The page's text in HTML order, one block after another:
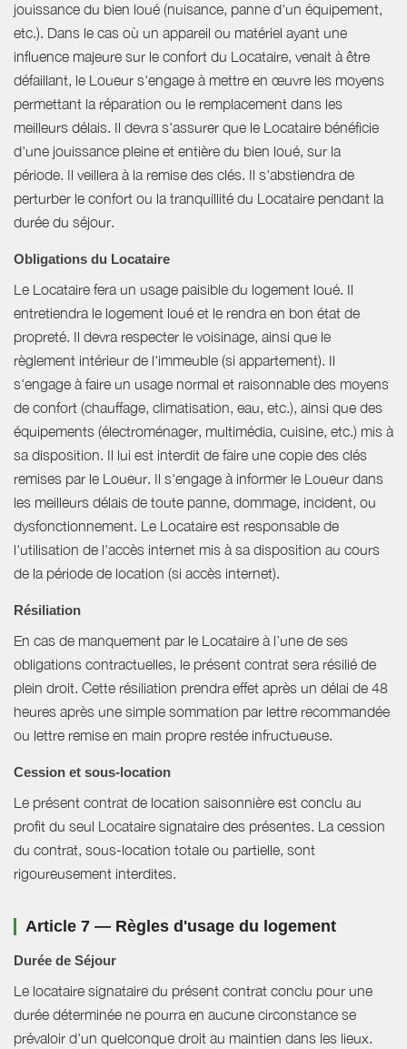
jouissance du bien loué (nuisance, panne d'un équipement,
etc.). Dans le cas où un appareil ou matériel ayant une
influence majeure sur le confort du Locataire, venait à être
défaillant, le Loueur s'engage à mettre en œuvre les moyens
permettant la réparation ou le remplacement dans les
meilleurs délais. Il devra s'assurer que le Locataire bénéficie
d'une jouissance pleine et entière du bien loué, sur la
période. Il veillera à la remise des clés. Il s'abstiendra de
perturber le confort ou la tranquillité du Locataire pendant la
durée du séjour.
Obligations du Locataire
Le Locataire fera un usage paisible du logement loué. Il
entretiendra le logement loué et le rendra en bon état de
propreté. Il devra respecter le voisinage, ainsi que le
règlement intérieur de l'immeuble (si appartement). Il
s'engage à faire un usage normal et raisonnable des moyens
de confort (chauffage, climatisation, eau, etc.), ainsi que des
équipements (électroménager, multimédia, cuisine, etc.) mis à
sa disposition. Il lui est interdit de faire une copie des clés
remises par le Loueur. Il s'engage à informer le Loueur dans
les meilleurs délais de toute panne, dommage, incident, ou
dysfonctionnement. Le Locataire est responsable de
l'utilisation de l'accès internet mis à sa disposition au cours
de la période de location (si accès internet).
Résiliation
En cas de manquement par le Locataire à l’une de ses
obligations contractuelles, le présent contrat sera résilié de
plein droit. Cette résiliation prendra effet après un délai de 48
heures après une simple sommation par lettre recommandée
ou lettre remise en main propre restée infructueuse.
Cession et sous-location
Le présent contrat de location saisonnière est conclu au
profit du seul Locataire signataire des présentes. La cession
du contrat, sous-location totale ou partielle, sont
rigoureusement interdites.
Article 7 — Règles d'usage du logement
Durée de Séjour
Le locataire signataire du présent contrat conclu pour une
durée déterminée ne pourra en aucune circonstance se
prévaloir d'un quelconque droit au maintien dans les lieux.